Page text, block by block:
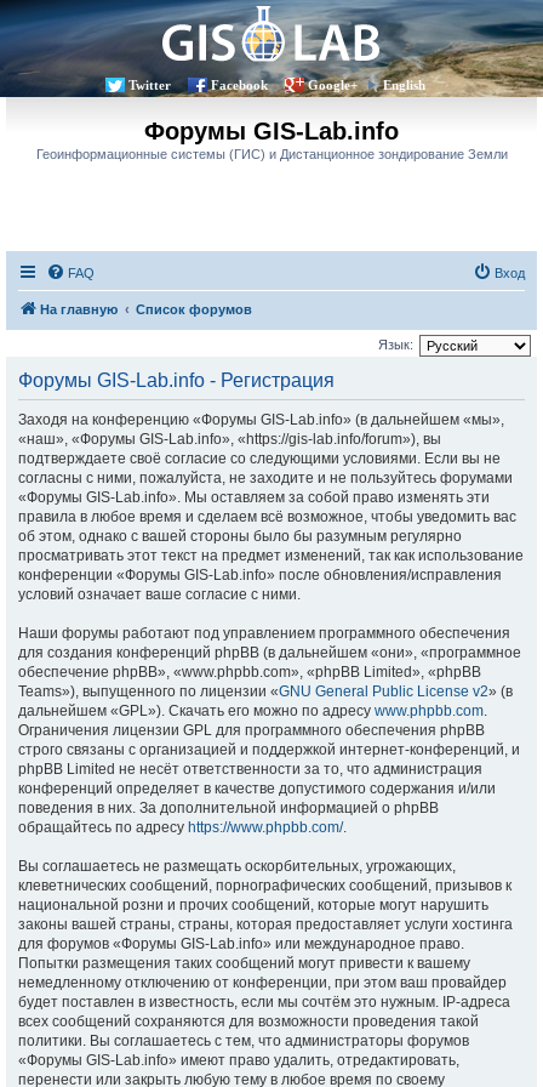
Twitter Facebook Google+ English
Форумы GIS-Lab.info
Геоинформационные системы (ГИС) и Дистанционное зондирование Земли
FAQ Вход
На главную Список форумов
Язык:
Форумы GIS-Lab.info - Регистрация
Заходя на конференцию «Форумы GIS-Lab.info» (в дальнейшем «мы»,
«наш», «Форумы GIS-Lab.info», «https://gis-lab.info/forum»), вы
подтверждаете своё согласие со следующими условиями. Если вы не
согласны с ними, пожалуйста, не заходите и не пользуйтесь форумами
«Форумы GIS-Lab.info». Мы оставляем за собой право изменять эти
правила в любое время и сделаем всё возможное, чтобы уведомить вас
об этом, однако с вашей стороны было бы разумным регулярно
просматривать этот текст на предмет изменений, так как использование
конференции «Форумы GIS-Lab.info» после обновления/исправления
условий означает ваше согласие с ними.
Наши форумы работают под управлением программного обеспечения
для создания конференций phpBB (в дальнейшем «они», «программное
обеспечение phpBB», «www.phpbb.com», «phpBB Limited», «phpBB
Teams»), выпущенного по лицензии «GNU General Public License v2» (в
дальнейшем «GPL»). Скачать его можно по адресу www.phpbb.com.
Ограничения лицензии GPL для программного обеспечения phpBB
строго связаны с организацией и поддержкой интернет-конференций, и
phpBB Limited не несёт ответственности за то, что администрация
конференций определяет в качестве допустимого содержания и/или
поведения в них. За дополнительной информацией о phpBB
обращайтесь по адресу https://www.phpbb.com/.
Вы соглашаетесь не размещать оскорбительных, угрожающих,
клеветнических сообщений, порнографических сообщений, призывов к
национальной розни и прочих сообщений, которые могут нарушить
законы вашей страны, страны, которая предоставляет услуги хостинга
для форумов «Форумы GIS-Lab.info» или международное право.
Попытки размещения таких сообщений могут привести к вашему
немедленному отключению от конференции, при этом ваш провайдер
будет поставлен в известность, если мы сочтём это нужным. IP-адреса
всех сообщений сохраняются для возможности проведения такой
политики. Вы соглашаетесь с тем, что администраторы форумов
«Форумы GIS-Lab.info» имеют право удалить, отредактировать,
перенести или закрыть любую тему в любое время по своему